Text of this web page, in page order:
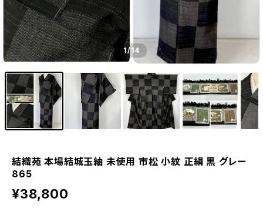
1/14
結織苑 本場結城玉紬 未使用 市松 小紋 正絹 黒 グレー
865
¥38,800